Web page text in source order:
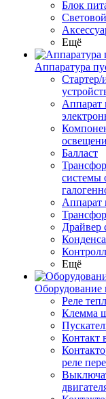
Блок
Ещё
Аппаратура
Аппарат
Балласт
системы
Аппарат
Драйвер
Ещё
Оборудование
Реле
Клемма
Контакт
реле